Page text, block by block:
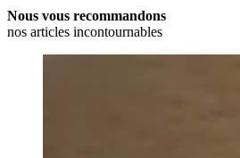
Nous vous recommandons
nos articles incontournables